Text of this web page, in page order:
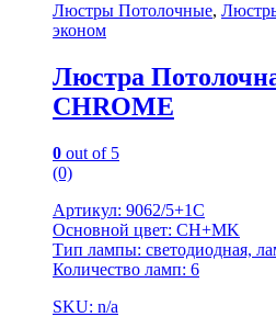
Люстры Потолочные,
эконом
Люстра
CHROME
0 out of 5
(0)
Артикул: 9062/5+1C
Основной цвет: CH+MK
Тип лампы: светодиодная,
Количество ламп: 6
SKU: n/a